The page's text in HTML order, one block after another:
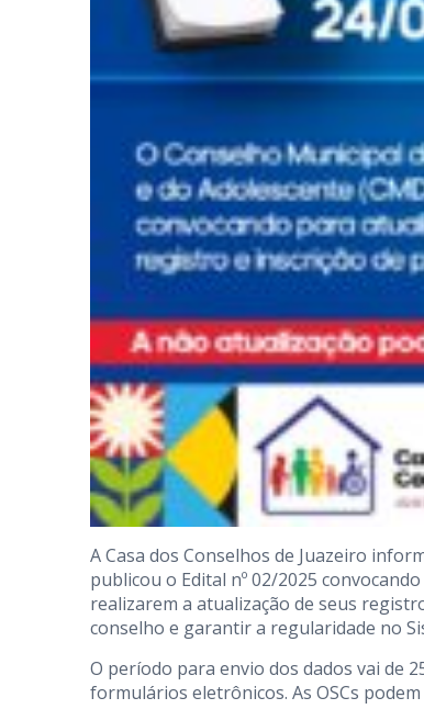
A Casa dos Conselhos de Juazeiro
publicou o Edital nº 02/2025
realizarem a atualização de seus
conselho e garantir a regularidade no
O período para envio dos dados vai de
formulários eletrônicos. As OSCs